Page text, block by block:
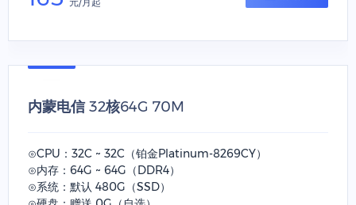
内蒙电信 32核64G 70M
⊙CPU：32C ~ 32C（铂金Platinum-8269CY）
⊙内存：64G ~ 64G（DDR4）
⊙系统：默认 480G（SSD）